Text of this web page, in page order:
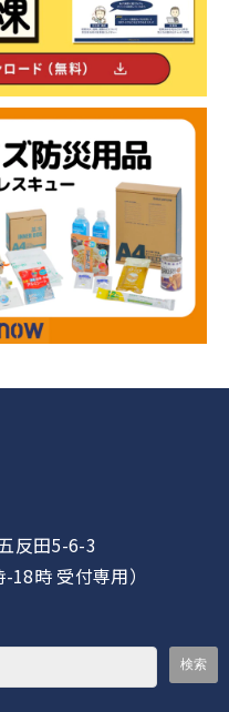
反田5-6-3
時 受付専用）